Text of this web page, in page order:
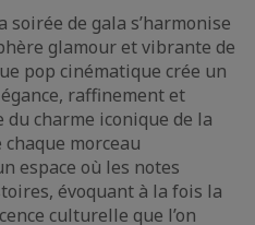
de gala s’harmonise
glamour et vibrante de
pop cinématique crée un
raffinement et
du charme iconique de la
chaque morceau
espace où les notes
évoquant à la fois la
culturelle que l’on